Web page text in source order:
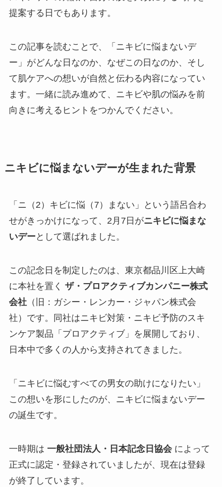
提案する日でもあります。
この記事を読むことで、「ニキビに悩まないデ
ー」がどんな日なのか、なぜこの日なのか、そし
て肌ケアへの想いが自然と伝わる内容になってい
ます。一緒に読み進めて、ニキビや肌の悩みを前
向きに考えるヒントをつかんでください。
ニキビに悩まないデーが生まれた背景
「ニ（2）キビに悩（7）まない」という語呂合わ
せがきっかけになって、2月7日がニキビに悩まな
いデー として選ばれました。
この記念日を制定したのは、東京都品川区上大崎
に本社を置く ザ・プロアクティブカンパニー株式
会社（旧：ガシー・レンカー・ジャパン株式会
社）です。同社はニキビ対策・ニキビ予防のスキ
ンケア製品「プロアクティブ」を展開しており、
日本中で多くの人から支持されてきました。
「ニキビに悩むすべての男女の助けになりたい」
この想いを形にしたのが、ニキビに悩まないデー
の誕生です。
一時期は 一般社団法人・日本記念日協会によって
正式に認定・登録されていましたが、現在は登録
が終了しています。